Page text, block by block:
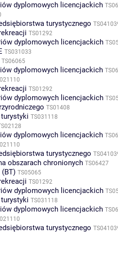
dyplomowych licencjackich
turystycznego
TS01292
dyplomowych licencjackich
TS031033
TS06065
dyplomowych licencjackich
TS01292
dyplomowych licencjackich
TS01408
TS031118
dyplomowych licencjackich
turystycznego
obszarach chronionych TS06427
TS05065
TS01292
dyplomowych licencjackich
TS031118
dyplomowych licencjackich
turystycznego